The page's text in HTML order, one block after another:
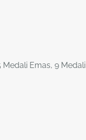
Medali Emas, 9 Medali